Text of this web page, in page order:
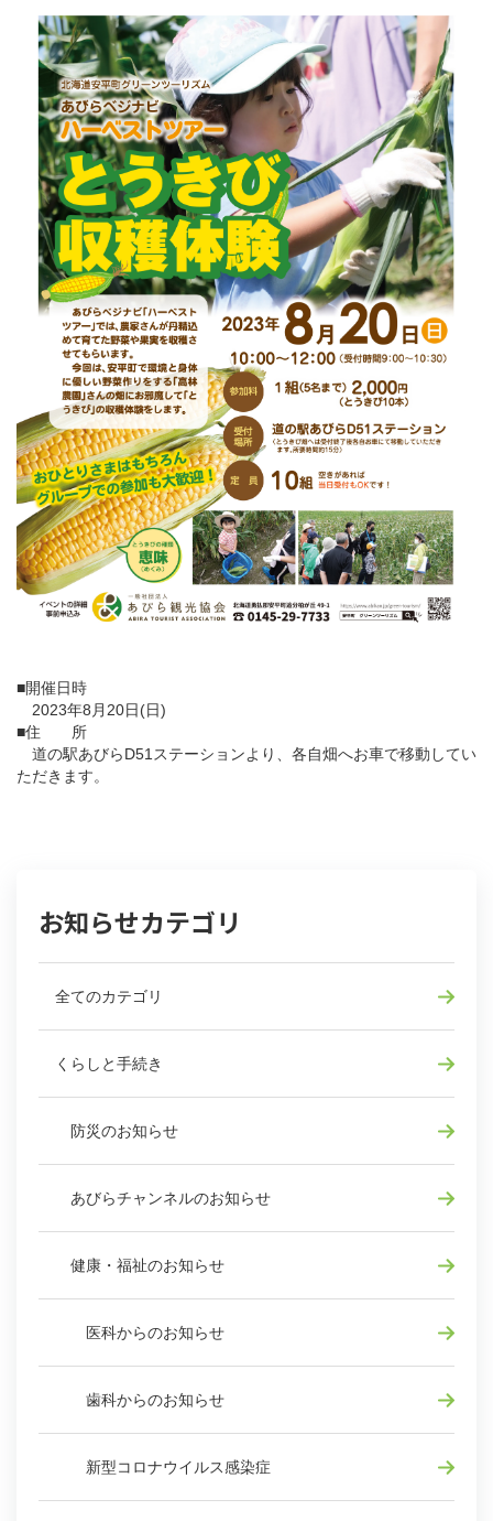
■開催日時
2023年8月20日(日)
■住 所
道の駅あびらD51ステーションより、各自畑へお車で移動してい
ただきます。
お知らせカテゴリ
全てのカテゴリ
くらしと手続き
防災のお知らせ
あびらチャンネルのお知らせ
健康・福祉のお知らせ
医科からのお知らせ
歯科からのお知らせ
新型コロナウイルス感染症